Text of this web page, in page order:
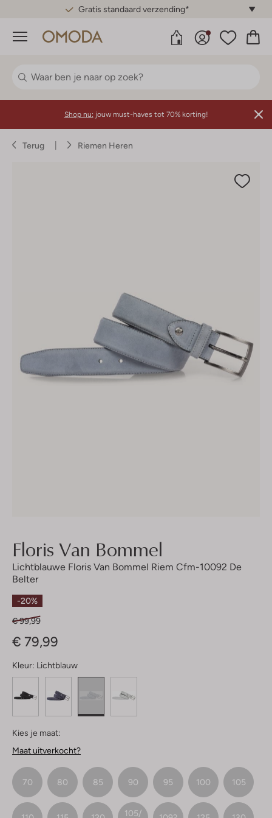
Gratis standaard verzending*
Menu
Shop nu: jouw must-haves tot 70% korting!
Terug Riemen Heren
Floris Van Bommel
Lichtblauwe Floris Van Bommel Riem Cfm-10092 De
Belter
-20%
€ 99,99
€ 79,99
Kleur: Lichtblauw
Kies je maat:
Maat uitverkocht?
70 80 85 90 95 100 105
105/